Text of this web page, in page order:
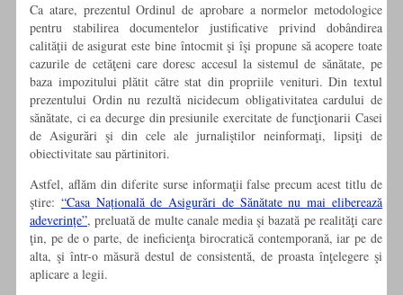
Ca atare, prezentul Ordinul de aprobare a normelor metodologice
pentru stabilirea documentelor justificative privind dobândirea
calităţii de asigurat este bine întocmit şi îşi propune să acopere toate
cazurile de cetăţeni care doresc accesul la sistemul de sănătate, pe
baza impozitului plătit către stat din propriile venituri. Din textul
prezentului Ordin nu rezultă nicidecum obligativitatea cardului de
sănătate, ci ea decurge din presiunile exercitate de funcţionarii Casei
de Asigurări şi din cele ale jurnaliştilor neinformaţi, lipsiţi de
obiectivitate sau părtinitori.
Astfel, aflăm din diferite surse informaţii false precum acest titlu de
ştire: “Casa Națională de Asigurări de Sănătate nu mai eliberează
adeverințe”, preluată de multe canale media şi bazată pe realităţi care
ţin, pe de o parte, de ineficienţa birocratică contemporană, iar pe de
alta, şi într-o măsură destul de consistentă, de proasta înţelegere şi
aplicare a legii.